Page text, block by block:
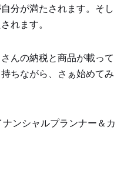
分が満たされます。そし
れます。
んの納税と商品が載って
ちながら、さぁ始めてみ
ナンシャルプランナー＆カ